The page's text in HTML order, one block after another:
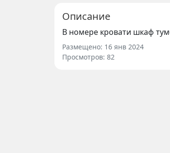
Описание
В номере кровати шкаф
Размещено: 16 янв 2024
Просмотров: 82